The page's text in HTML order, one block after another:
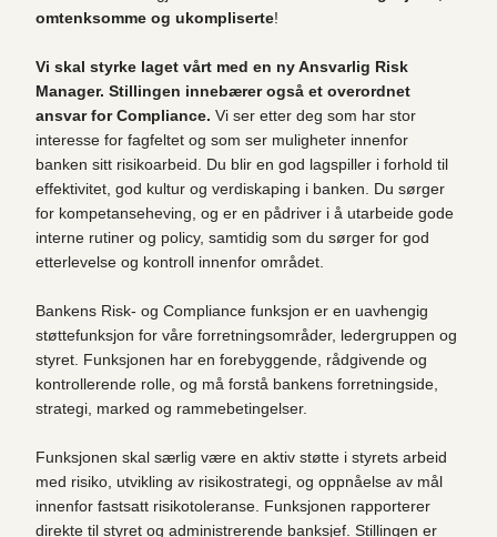
omtenksomme og ukompliserte!
Vi skal styrke laget vårt med en ny Ansvarlig Risk
Manager. Stillingen innebærer også et overordnet
ansvar for Compliance. Vi ser etter deg som har stor
interesse for fagfeltet og som ser muligheter innenfor
banken sitt risikoarbeid. Du blir en god lagspiller i forhold til
effektivitet, god kultur og verdiskaping i banken. Du sørger
for kompetanseheving, og er en pådriver i å utarbeide gode
interne rutiner og policy, samtidig som du sørger for god
etterlevelse og kontroll innenfor området.
Bankens Risk- og Compliance funksjon er en uavhengig
støttefunksjon for våre forretningsområder, ledergruppen og
styret. Funksjonen har en forebyggende, rådgivende og
kontrollerende rolle, og må forstå bankens forretningside,
strategi, marked og rammebetingelser.
Funksjonen skal særlig være en aktiv støtte i styrets arbeid
med risiko, utvikling av risikostrategi, og oppnåelse av mål
innenfor fastsatt risikotoleranse. Funksjonen rapporterer
direkte til styret og administrerende banksjef. Stillingen er